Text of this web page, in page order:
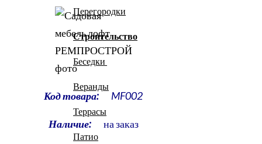
Перегородки
Строительство
Беседки
Веранды
Террасы
Патио
Код товара: MF002
Наличие: на заказ